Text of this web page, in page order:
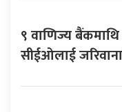
९ वाणिज्य बैंकमाथि
सीईओलाई जरिवाना